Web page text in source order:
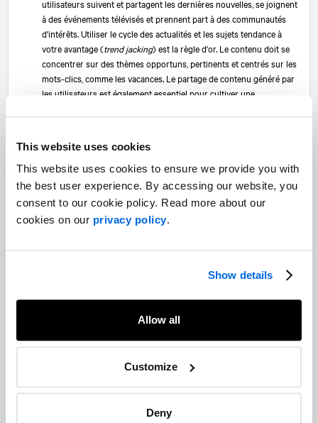
This website uses cookies
This website uses cookies to ensure we provide you with
the best user experience. By accessing our website, you
consent to our cookie policy. Read more about our
cookies on our privacy policy.
Show details
Allow all
Customize
Deny
utilisateurs suivent et partagent les dernières nouvelles, se joignent
à des événements télévisés et prennent part à des communautés
d'intérêts. Utiliser le cycle des actualités et les sujets tendance à
votre avantage (trend jacking) est la règle d'or. Le contenu doit se
concentrer sur des thèmes opportuns, pertinents et centrés sur les
mots-clics, comme les vacances. Le partage de contenu généré par
les utilisateurs est également essentiel pour cultiver une
Twitter Spaces et Twitter Live pour favoriser l'engagement de la
communauté.
Ce qui fonctionne – l'hyperciblage:Les options de ciblage de
Twitter reflètent les objectifs de ses utilisateurs. Ainsi, cibler des
conférences, des mots-clics, des conversations ou des abonnés
Pensez-y : utiliser des événements pertinents pour sensibiliser à la
susciter des inscriptions à un webinaire ou faire connaître une
essentielle en 2022, notamment grâce à des offres uniques comme
les spécialistes du marketing B2B. Au mieux, cela s'est avéré difficile,
au pire, cela a été inexistant. Bien que le coût par clic (CPC) soit
de fonctionnalités. En 2022, Twitter utilisera la plateforme tierce